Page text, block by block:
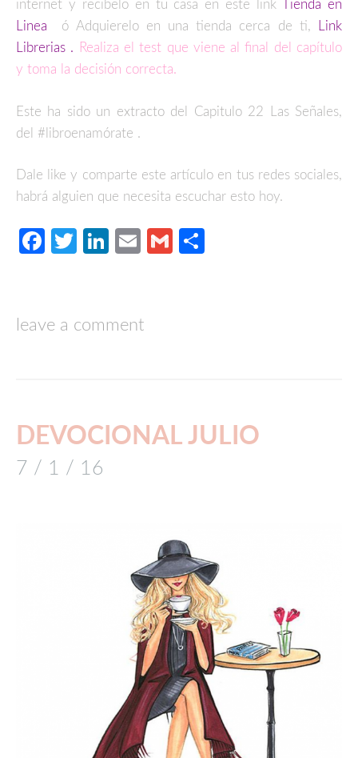
internet y recibelo en tu casa en este link
Tienda en
Linea
ó Adquierelo en una tienda cerca de ti,
Link
Librerias . Realiza el test que viene al final del capítulo
y toma la decisión correcta.
Este ha sido un extracto del Capitulo 22 Las Señales,
del #libroenamórate .
Dale like y comparte este artículo en tus redes sociales,
habrá alguien que necesita escuchar esto hoy.
Facebook
TwitterLinkedIn
EmailGmail
leave a comment
DEVOCIONAL JULIO
7 / 1 / 16